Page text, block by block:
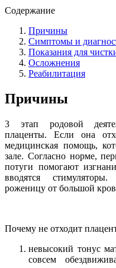
Содержание
Причины
Симптомы и
Показания для
Осложнения
Реабилитация
Причины
3 этап родовой
плаценты. Если она
медицинская помощь,
зале. Согласно норме,
потуги помогают
вводятся
роженицу от большой
Почему не отходит
невысокий тонус
совсем